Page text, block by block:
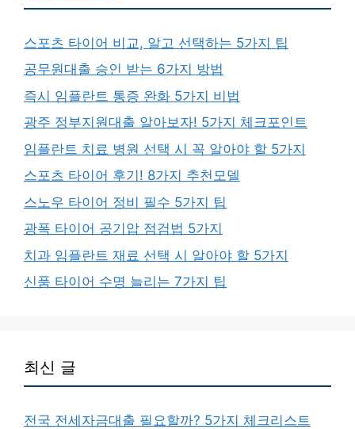
스포츠 타이어 비교, 알고 선택하는 5가지 팁
공무원대출 승인 받는 6가지 방법
즉시 임플란트 통증 완화 5가지 비법
광주 정부지원대출 알아보자! 5가지 체크포인트
임플란트 치료 병원 선택 시 꼭 알아야 할 5가지
스포츠 타이어 후기! 8가지 추천모델
스노우 타이어 정비 필수 5가지 팁
광폭 타이어 공기압 점검법 5가지
치과 임플란트 재료 선택 시 알아야 할 5가지
신품 타이어 수명 늘리는 7가지 팁
최신 글
전국 전세자금대출 필요할까? 5가지 체크리스트